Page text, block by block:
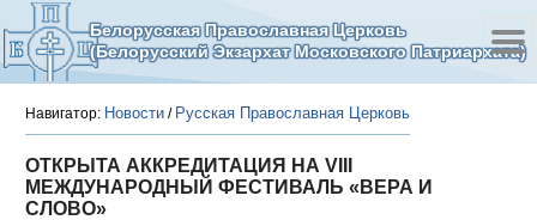
Белорусская Православная Церковь
(Белорусский Экзархат Московского Патриархата)
Навигатор: Новости / Русская Православная Церковь
ОТКРЫТА АККРЕДИТАЦИЯ НА VIII
МЕЖДУНАРОДНЫЙ ФЕСТИВАЛЬ «ВЕРА И
СЛОВО»